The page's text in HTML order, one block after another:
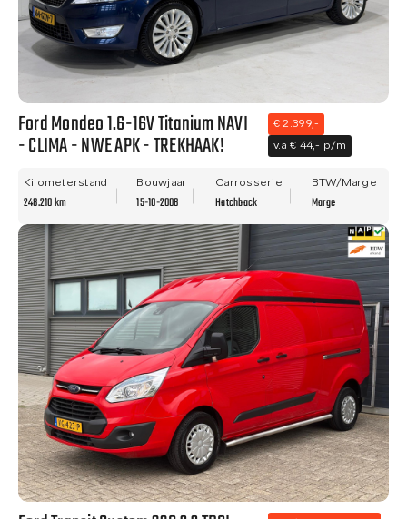
Ford Mondeo 1.6-16V Titanium NAVI
- CLIMA - NWE APK - TREKHAAK!
€ 2.399,-
v.a € 44,- p/m
Kilometerstand
248.210 km
Bouwjaar
15-10-2008
Carrosserie
Hatchback
BTW/Marge
Marge